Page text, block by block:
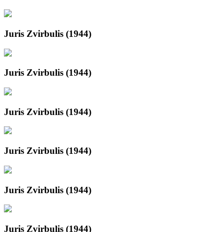
Juris Zvirbulis (1944)
Juris Zvirbulis (1944)
Juris Zvirbulis (1944)
Juris Zvirbulis (1944)
Juris Zvirbulis (1944)
Juris Zvirbulis (1944)